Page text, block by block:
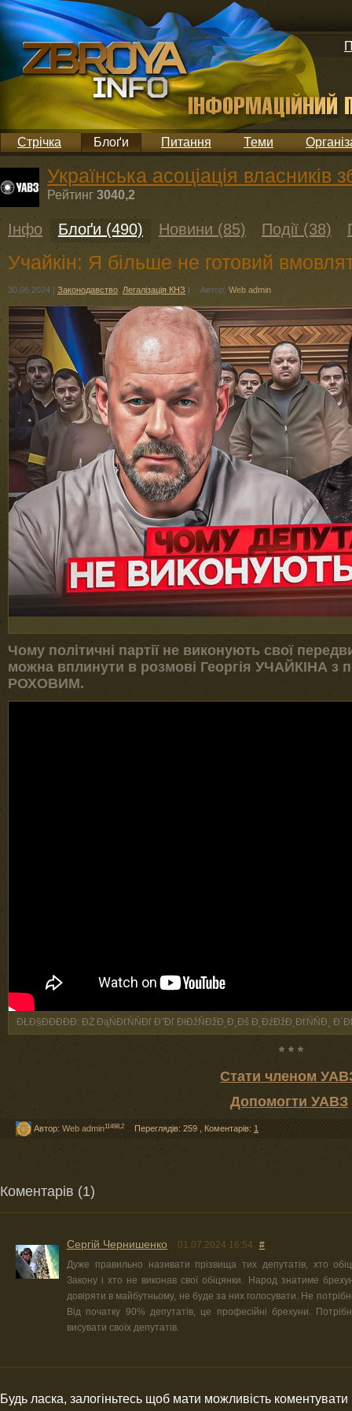
Стрічка Блоґи Питання Теми
Українська асоціація власників
Рейтинг 3040,2
Інфо Блоґи (490) Новини (85) Події (38)
Учайкін: Я більше не готовий
30.06.2024 | Законодавство Легалізація КНЗ | Автор: Web admin
Чому політичні партії не виконують свої
можна вплинути в розмові Георгія УЧАЙКІНА з
РОХОВИМ.
ĐŁĐ§ĐĐĐĐĐ: ĐŻ ĐąŃĐťŃŃĐľ Đ˝Đľ ĐłĐžŃĐžĐ˛Đ¸Đš Đ˛ĐźĐžĐ˛ĐťŃŃĐ¸
* * *
Стати членом
Допомогти УАВЗ
Автор: Web admin11498,2 Переглядів: 259 Коментарів: 1
Коментарів (1)
Сергій Чернишенко 01.07.2024 16:54
#
Дуже правильно називати прізвища тих депутатів, хто
Закону і хто не виконав свої обіцянки. Народ знатиме
довіряти в майбутньому, не буде за них голосувати. Не
Від початку 90% депутатів, це професійні брехуни.
висувати своїх депутатів.
Будь ласка, залогіньтесь щоб мати можливість коментувати